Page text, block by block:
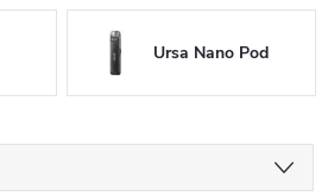
Ursa Nano Pod